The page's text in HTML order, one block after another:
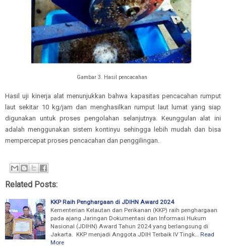
Gambar 3. Hasil pencacahan
Hasil uji kinerja alat menunjukkan bahwa kapasitas pencacahan rumput
laut sekitar 10 kg/jam dan menghasilkan rumput laut lumat yang siap
digunakan untuk proses pengolahan selanjutnya. Keunggulan alat ini
adalah menggunakan sistem kontinyu sehingga lebih mudah dan bisa
mempercepat proses pencacahan dan penggilingan.
Related Posts:
KKP Raih Penghargaan di JDIHN Award 2024
Kementerian Kelautan dan Perikanan (KKP) raih penghargaan
pada ajang Jaringan Dokumentasi dan Informasi Hukum
Nasional (JDIHN) Award Tahun 2024 yang berlangsung di
Jakarta. KKP menjadi Anggota JDIH Terbaik IV Tingk… Read
More